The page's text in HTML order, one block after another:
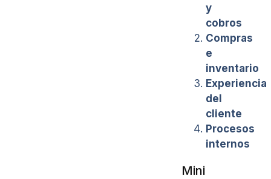
y
cobros
Compras
e
inventario
Experiencia
del
cliente
Procesos
internos
Mini